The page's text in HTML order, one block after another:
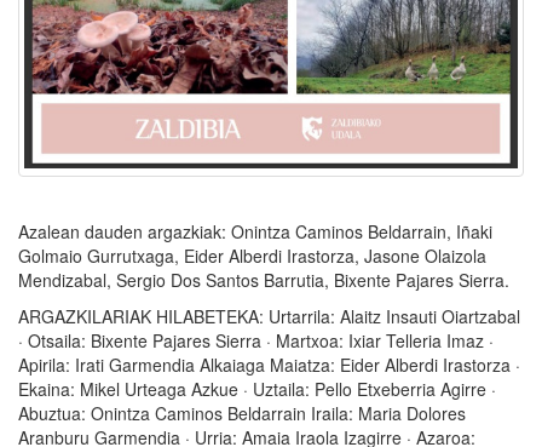
Azalean dauden argazkiak: Onintza Caminos Beldarrain, Iñaki
Golmaio Gurrutxaga, Eider Alberdi Irastorza, Jasone Olaizola
Mendizabal, Sergio Dos Santos Barrutia, Bixente Pajares Sierra.
ARGAZKILARIAK HILABETEKA: Urtarrila: Alaitz Insauti Oiartzabal
· Otsaila: Bixente Pajares Sierra · Martxoa: Ixiar Telleria Imaz ·
Apirila: Irati Garmendia Alkaiaga Maiatza: Eider Alberdi Irastorza ·
Ekaina: Mikel Urteaga Azkue · Uztaila: Pello Etxeberria Agirre ·
Abuztua: Onintza Caminos Beldarrain Iraila: Maria Dolores
Aranburu Garmendia · Urria: Amaia Iraola Izagirre · Azaroa: